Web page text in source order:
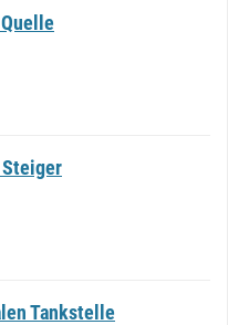
Tankstelle